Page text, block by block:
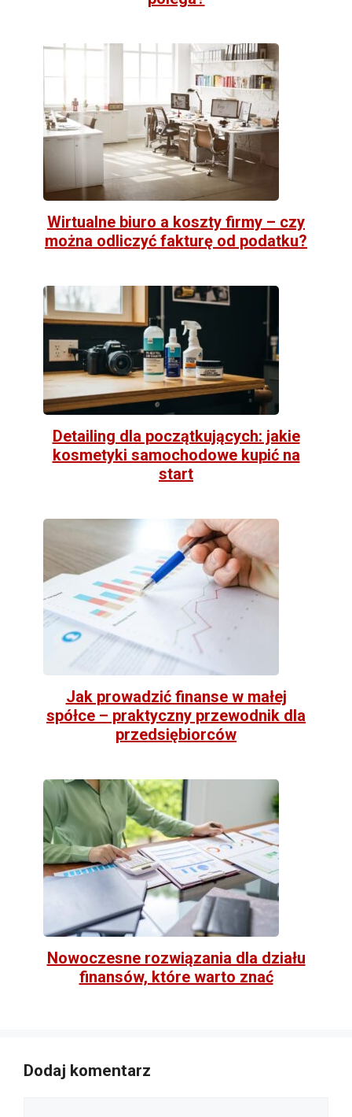
Wirtualne biuro a koszty firmy – czy
można odliczyć fakturę od podatku?
Detailing dla początkujących: jakie
kosmetyki samochodowe kupić na
start
Jak prowadzić finanse w małej
spółce – praktyczny przewodnik dla
przedsiębiorców
Nowoczesne rozwiązania dla działu
finansów, które warto znać
Dodaj komentarz